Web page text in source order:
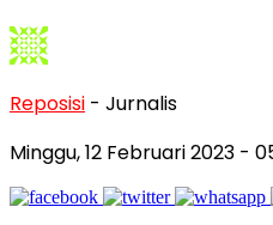
Reposisi - Jurnalis
Minggu, 12 Februari 2023 -